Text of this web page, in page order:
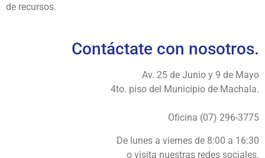
de recursos.
Contáctate con nosotros.
Av. 25 de Junio y 9 de Mayo
4to. piso del Municipio de Machala.
Oficina (07) 296-3775
De lunes a viernes de 8:00 a 16:30
o visita nuestras redes sociales.